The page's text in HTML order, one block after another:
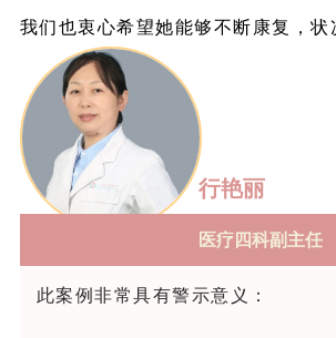
我们也衷心希望她能够不断康复，状
行艳丽
医疗四科副主任
此案例非常具有警示意义：